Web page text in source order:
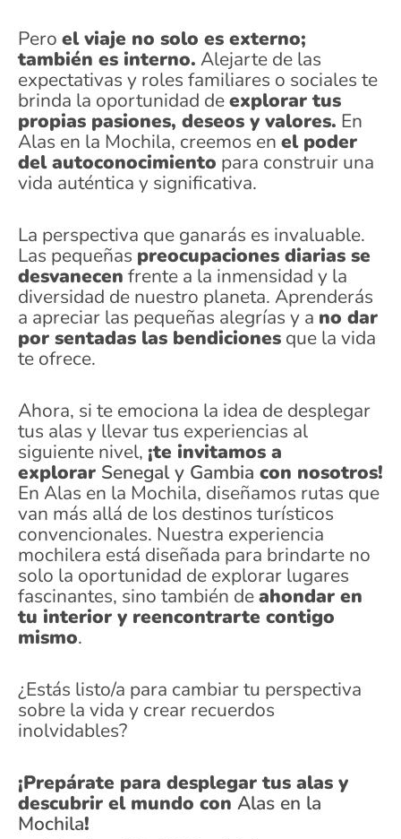
Pero el viaje no solo es externo;
también es interno. Alejarte de las
expectativas y roles familiares o sociales te
brinda la oportunidad deexplorar tus
propias pasiones, deseos y valores. En
Alas en la Mochila, creemos en el poder
del autoconocimiento para construir una
vida auténtica y significativa.
La perspectiva que ganarás es invaluable.
Las pequeñas preocupaciones diarias se
desvanecen frente a la inmensidad y la
diversidad de nuestro planeta. Aprenderás
a apreciar las pequeñas alegrías y a no dar
por sentadas las bendiciones que la vida
te ofrece.
Ahora, si te emociona la idea de desplegar
tus alas y llevar tus experiencias al
siguiente nivel, ¡te invitamos a
explorar Senegal y Gambia con nosotros!
En Alas en la Mochila, diseñamos rutas que
van más allá de los destinos turísticos
convencionales. Nuestra experiencia
mochilera está diseñada para brindarte no
solo la oportunidad de explorar lugares
fascinantes, sino también deahondar en
tu interior y reencontrarte contigo
mismo.
¿Estás listo/a para cambiartu perspectiva
sobre la vida y crear recuerdos
inolvidables?
¡Prepárate para desplegar tus alas y
descubrir el mundo con Alas en la
Mochila!